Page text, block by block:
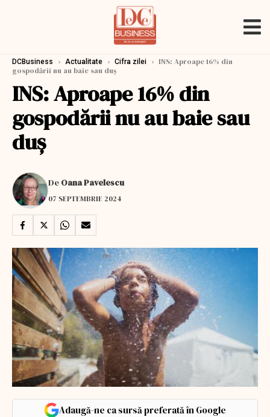
DCBusiness › Actualitate › Cifra zilei › INS: Aproape 16% din
gospodării nu au baie sau duș
INS: Aproape 16% din
gospodării nu au baie sau
duș
De Oana Pavelescu
07 SEPTEMBRIE 2024
Adaugă-ne ca sursă preferată în Google